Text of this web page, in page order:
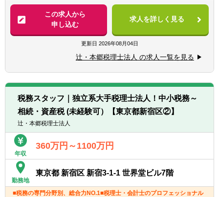
※税務業務未経験会計士の方も歓迎いたしま
す！！
【求める人物像】
■税務・会計にとどまらず、総合的な観点か
ら経営コンサルティングに携りたい方
【法人全体の特色】
■業界トップレベルの規模でお客様に対して
サービス提供しています。
■チーム連携：税理士、公認会計士、中小企
業診断士など、税務・会計に関わる様々な分
野のエキスパートが集結し、案件によって
は、互いにチームを組んで業務を進めること
があります。
■広範囲な取扱業務
一般企業をはじめ、医療法人、公益法人、社
会福祉法人、地方公共団体、海外法人、個人
と幅広いお客様に対して、税務・会計サービ
スを提供しています。
この求人から
申し込む
求人を詳しく見る
更新日 2026年08月04日
辻・本郷税理士法人 の求人一覧を見る
税務スタッフ｜独立系大手税理士法人！中小税務～
相続・資産税 (未経験可）【東京都新宿区②】
辻・本郷税理士法人
年収
360万円～1100万円
勤務地
東京都 新宿区 新宿3-1-1 世界堂ビル7階
■税務の専門分野別、総合力NO.1■税理士・会計士のプロフェッショナル